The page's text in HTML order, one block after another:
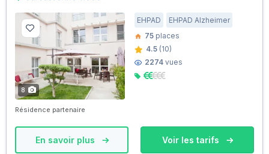
8
EHPAD
EHPAD Alzheimer
75 places
4.5 (10)
2274 vues
Résidence partenaire
En savoir plus Voir les tarifs